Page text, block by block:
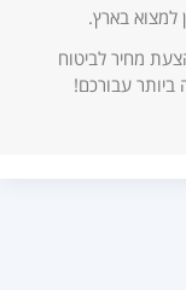
למצוא בארץ.
מחיר לביטוח
עבורכם!